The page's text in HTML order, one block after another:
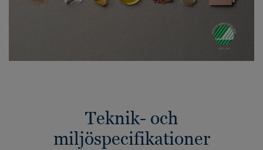
Teknik- och
miljöspecifikationer